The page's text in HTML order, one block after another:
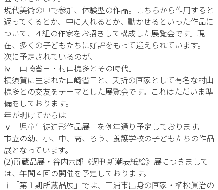
現代美術の中で参加、体験型の作品。こちらから作用すると
返ってくるとか、中に入れるとか、動かせるといった作品に
ついて、４組の作家をお招きして構成した展覧会です。現
在、多くの子どもたちに好評をもって迎えられています。
次に予定されているのが、
ⅳ「山崎省三・村山槐多とその時代」
横須賀に生まれた山崎省三と、夭折の画家として有名な村山
槐多との交友をテーマとした展覧会です。これはただいま準
備をしております。
年が明けてからは
ⅴ「児童生徒造形作品展」を例年通り予定しております。
市立の幼、小、中、高、ろう、養護学校の子どもたちの作品
展となっています。
(2)所蔵品展・谷内六郎《週刊新潮表紙絵》展につきまして
は、年間４回の開催を予定しております。
ⅰ「第１期所蔵品展」では、三浦市出身の画家・植松眞治の